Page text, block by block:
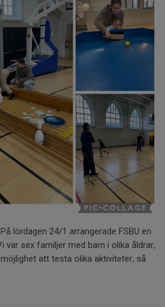
lördagen 24/1 arrangerade FSBU en
var sex familjer med barn i olika åldrar,
att testa olika aktiviteter, så